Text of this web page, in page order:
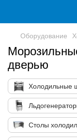
Оборудование
дверью
Холодильные
Столы